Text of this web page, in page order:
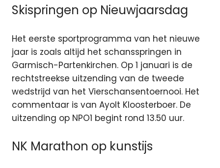
Skispringen op Nieuwjaarsdag
Het eerste sportprogramma van het nieuwe
jaar is zoals altijd het schansspringen in
Garmisch-Partenkirchen. Op 1 januari is de
rechtstreekse uitzending van de tweede
wedstrijd van het Vierschansentoernooi. Het
commentaar is van Ayolt Kloosterboer. De
uitzending op NPO1 begint rond 13.50 uur.
NK Marathon op kunstijs